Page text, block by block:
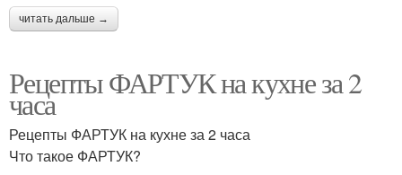
читать дальше →
Рецепты ФАРТУК на кухне за 2
часа
Рецепты ФАРТУК на кухне за 2 часа
Что такое ФАРТУК?